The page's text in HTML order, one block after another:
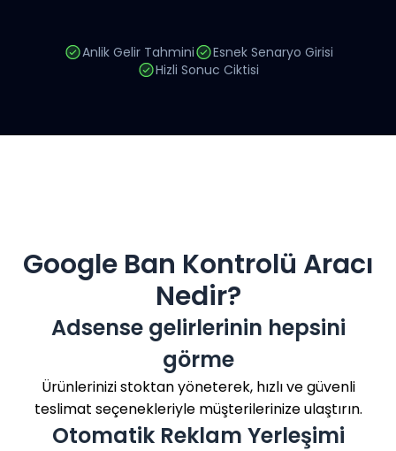
Anlik Gelir Tahmini
Esnek Senaryo Girisi
Hizli Sonuc Ciktisi
Google Ban Kontrolü Aracı
Nedir?
Adsense gelirlerinin hepsini
görme
Ürünlerinizi stoktan yöneterek, hızlı ve güvenli
teslimat seçenekleriyle müşterilerinize ulaştırın.
Otomatik Reklam Yerleşimi